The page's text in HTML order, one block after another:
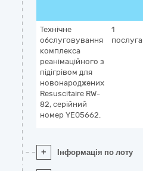
Технічне
обслуговування
комплекса
реанімаційного з
підігрівом для
новонароджених
Resuscitaire RW-
82, серійний
номер YE05662.
1
послуга
+ Інформація по лоту